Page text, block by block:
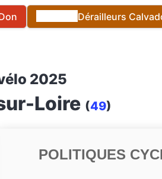
Dérailleurs
2025
Loire (49)
POLITIQUES